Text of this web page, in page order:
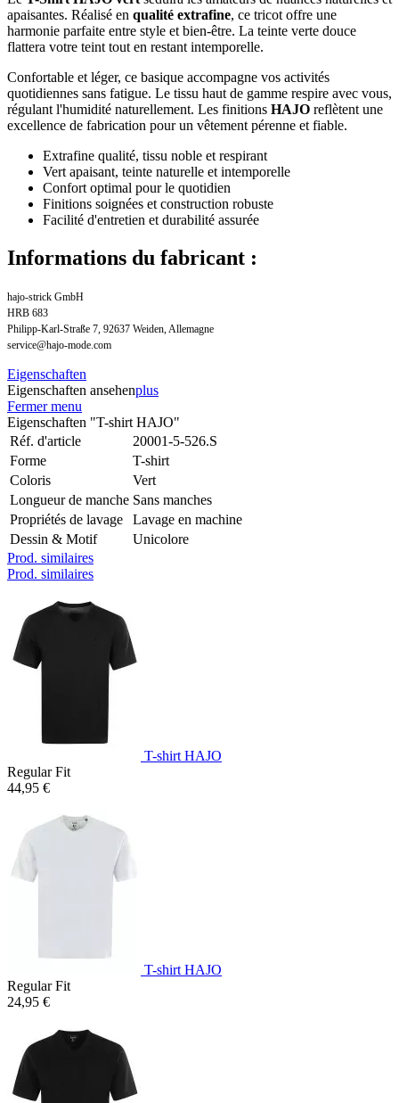
apaisantes. Réalisé en qualité extrafine, ce tricot offre une
harmonie parfaite entre style et bien-être. La teinte verte douce
flattera votre teint tout en restant intemporelle.
Confortable et léger, ce basique accompagne vos activités
quotidiennes sans fatigue. Le tissu haut de gamme respire avec vous,
régulant l'humidité naturellement. Les finitions HAJO reflètent une
excellence de fabrication pour un vêtement pérenne et fiable.
Extrafine qualité, tissu noble et respirant
Vert apaisant, teinte naturelle et intemporelle
Confort optimal pour le quotidien
Finitions soignées et construction robuste
Facilité d'entretien et durabilité assurée
Informations du fabricant :
hajo-strick GmbH
HRB 683
Philipp-Karl-Straße 7, 92637 Weiden, Allemagne
service@hajo-mode.com
Eigenschaften
Eigenschaften ansehenplus
Fermer menu
Eigenschaften "T-shirt HAJO"
Réf. d'article
20001-5-526.S
Forme
T-shirt
Coloris
Vert
Longueur de manche Sans manches
Propriétés de lavage
Lavage en machine
Dessin & Motif
Unicolore
Prod. similaires
Prod. similaires
T-shirt HAJO
Regular Fit
44,95 €
T-shirt HAJO
Regular Fit
24,95 €